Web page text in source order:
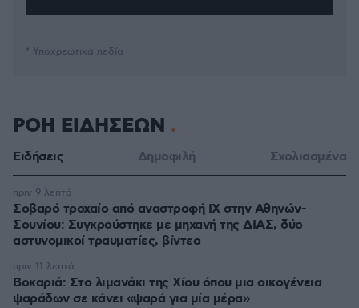
* Υποχρεωτικά πεδία
ΡΟΗ ΕΙΔΗΣΕΩΝ
Ειδήσεις Δημοφιλή Σχολιασμένα
Σοβαρό τροχαίο από αναστροφή ΙΧ στην Αθηνών-
Σουνίου: Συγκρούστηκε με μηχανή της ΔΙΑΣ, δύο
αστυνομικοί τραυματίες, βίντεο
πριν 9 λεπτά
Βοκαριά: Στο λιμανάκι της Χίου όπου μια οικογένεια
ψαράδων σε κάνει «ψαρά για μία μέρα»
πριν 11 λεπτά